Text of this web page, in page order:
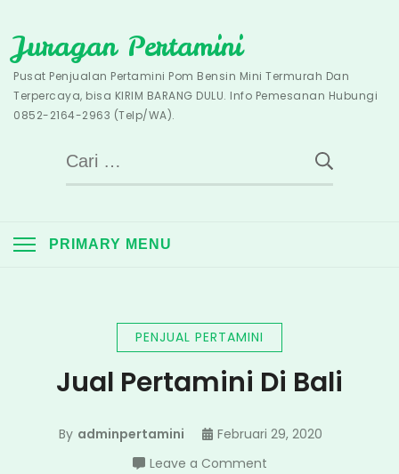
to
content
Juragan Pertamini
Pusat Penjualan Pertamini Pom Bensin Mini Termurah Dan
Terpercaya, bisa KIRIM BARANG DULU. Info Pemesanan Hubungi
0852-2164-2963 (Telp/WA).
Cari
untuk:
PRIMARY MENU
PENJUAL PERTAMINI
Jual Pertamini Di Bali
By adminpertamini
Februari 29, 2020
Leave a Commenton